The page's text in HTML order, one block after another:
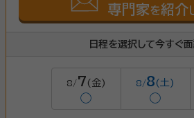
専門家を紹介
日程を選択して今すぐ
8/7 (金)
◯
8/8(土)
◯